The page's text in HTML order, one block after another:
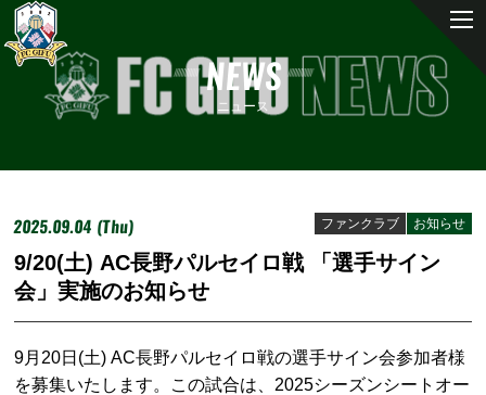
NEWS
ニュース
2025.09.04 (Thu) お知らせ
ファンクラブ
9/20(土) AC長野パルセイロ戦 「選手サイン
会」実施のお知らせ
9月20日(土) AC長野パルセイロ戦の選手サイン会参加者様
を募集いたします。この試合は、2025シーズンシートオー